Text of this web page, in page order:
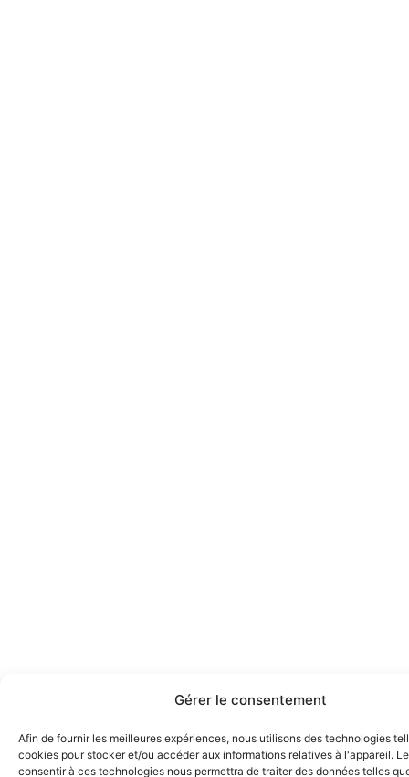
Gérer le consentement
Afin de fournir les meilleures expériences, nous utilisons des technologies
cookies pour stocker et/ou accéder aux informations relatives à l'appareil.
consentir à ces technologies nous permettra de traiter des données telles